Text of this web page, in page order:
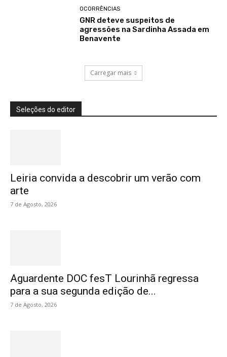
OCORRÊNCIAS
GNR deteve suspeitos de
agressões na Sardinha Assada em
Benavente
Carregar mais
Seleções do editor
Leiria convida a descobrir um verão com
arte
7 de Agosto, 2026
Aguardente DOC fesT Lourinhã regressa
para a sua segunda edição de...
7 de Agosto, 2026